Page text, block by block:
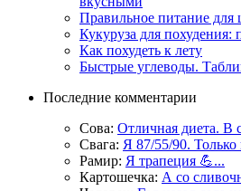
Правильное питание
Кукуруза для
Как похудеть к лету
Быстрые углеводы.
Последние комментарии
Сова: Отличная диета. В
Свага: Я 87/55/90. Только
Рамир: Я трапеция 💪...
Картошечка: А со